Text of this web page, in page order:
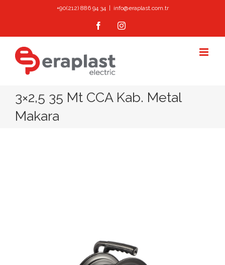
+90(212) 886 94 34 info@eraplast.com.tr
FacebookInstagram
3×2,5 35 Mt CCA Kab. Metal
Makara